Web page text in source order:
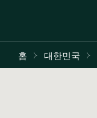
홈 대한민국